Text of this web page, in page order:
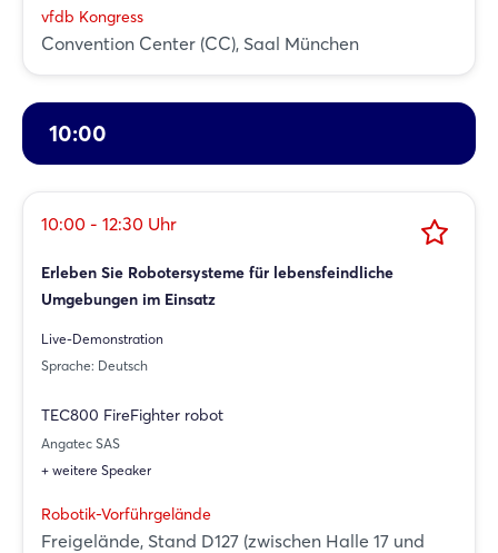
vfdb Kongress
Convention Center (CC), Saal München
10:00
10:00 - 12:30 Uhr
Erleben Sie Robotersysteme für lebensfeindliche
Umgebungen im Einsatz
Live-Demonstration
Sprache: Deutsch
TEC800 FireFighter robot
Angatec SAS
+ weitere Speaker
Robotik-Vorführgelände
Freigelände, Stand D127 (zwischen Halle 17 und